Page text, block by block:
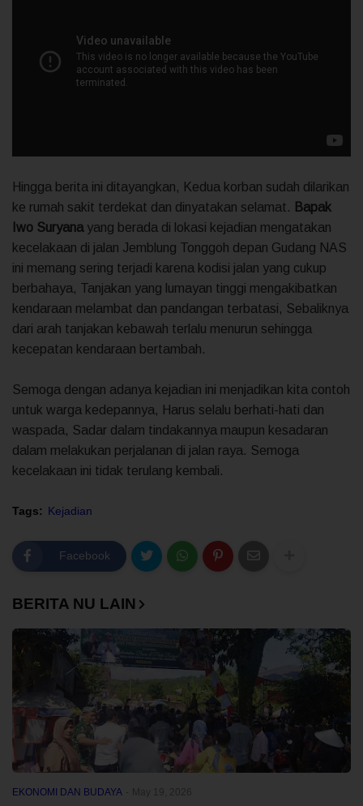
Hingga berita ini ditayangkan, Kedua korban sudah dilarikan
ke rumah sakit terdekat dan dinyatakan selamat. Bapak
Iwo Suryanayang berada di lokasi kejadian mengatakan
kecelakaan di jalan Jemblung Tonggoh depan Gudang NAS
ini memang sering terjadi karena kodisi jalan yang cukup
berbahaya, Tanjakan yang lumayan tinggi mengakibatkan
kendaraan melambat dan pandangan terbatasi, Sebaliknya
dari arah tanjakan kebawah terlalu menurun sehingga
kecepatan kendaraan bertambah.
Semoga dengan adanya kejadian ini menjadikan kita contoh
untuk warga kedepannya, Harus selalu berhati-hati dan
waspada, Sadar dalam tindakannya maupun kesadaran
dalam melakukan perjalanan di jalan raya. Semoga
kecelakaan ini tidak terulang kembali.
Tags: Kejadian
Facebook
BERITA NU LAIN
EKONOMI DAN BUDAYA